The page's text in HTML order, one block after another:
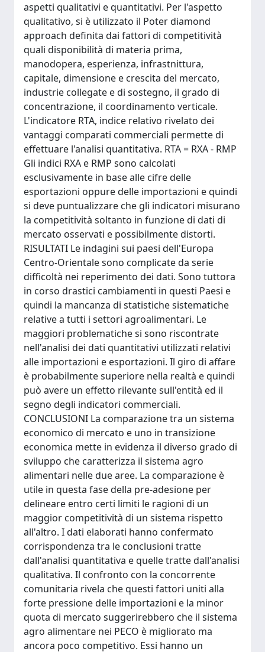
aspetti qualitativi e quantitativi. Per l'aspetto
qualitativo, si è utilizzato il Poter diamond
approach definita dai fattori di competitività
quali disponibilità di materia prima,
manodopera, esperienza, infrastnittura,
capitale, dimensione e crescita del mercato,
industrie collegate e di sostegno, il grado di
concentrazione, il coordinamento verticale.
L'indicatore RTA, indice relativo rivelato dei
vantaggi comparati commerciali permette di
effettuare l'analisi quantitativa. RTA = RXA - RMP
Gli indici RXA e RMP sono calcolati
esclusivamente in base alle cifre delle
esportazioni oppure delle importazioni e quindi
si deve puntualizzare che gli indicatori misurano
la competitività soltanto in funzione di dati di
mercato osservati e possibilmente distorti.
RISULTATI Le indagini sui paesi dell'Europa
Centro-Orientale sono complicate da serie
difficoltà nei reperimento dei dati. Sono tuttora
in corso drastici cambiamenti in questi Paesi e
quindi la mancanza di statistiche sistematiche
relative a tutti i settori agroalimentari. Le
maggiori problematiche si sono riscontrate
nell'analisi dei dati quantitativi utilizzati relativi
alle importazioni e esportazioni. Il giro di affare
è probabilmente superiore nella realtà e quindi
può avere un effetto rilevante sull'entità ed il
segno degli indicatori commerciali.
CONCLUSIONI La comparazione tra un sistema
economico di mercato e uno in transizione
economica mette in evidenza il diverso grado di
sviluppo che caratterizza il sistema agro
alimentari nelle due aree. La comparazione è
utile in questa fase della pre-adesione per
delineare entro certi limiti le ragioni di un
maggior competitività di un sistema rispetto
all'altro. I dati elaborati hanno confermato
corrispondenza tra le conclusioni tratte
dall'analisi quantitativa e quelle tratte dall'analisi
qualitativa. Il confronto con la concorrente
comunitaria rivela che questi fattori uniti alla
forte pressione delle importazioni e la minor
quota di mercato suggerirebbero che il sistema
agro alimentare nei PECO è migliorato ma
ancora poco competitivo. Essi hanno un